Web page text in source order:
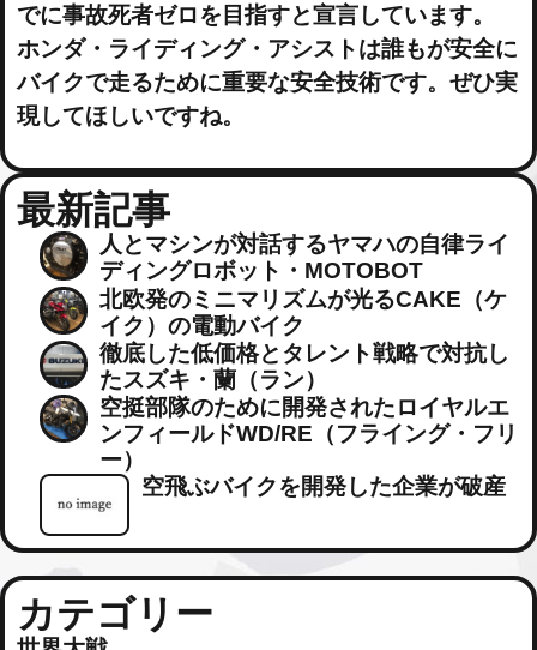
でに事故死者ゼロを目指すと宣言しています。
ホンダ・ライディング・アシストは誰もが安全に
バイクで走るために重要な安全技術です。ぜひ実
現してほしいですね。
最新記事
人とマシンが対話するヤマハの自律ライ
ディングロボット・MOTOBOT
北欧発のミニマリズムが光るCAKE（ケ
イク）の電動バイク
徹底した低価格とタレント戦略で対抗し
たスズキ・蘭（ラン）
空挺部隊のために開発されたロイヤルエ
ンフィールドWD/RE（フライング・フリ
ー）
空飛ぶバイクを開発した企業が破産
カテゴリー